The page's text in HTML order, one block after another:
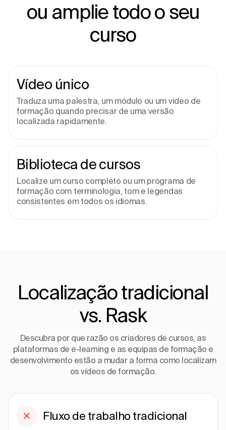
ou amplie todo o seu
curso
Vídeo único
Traduza uma palestra, um módulo ou um vídeo de
formação quando precisar de uma versão
localizada rapidamente.
Biblioteca de cursos
Localize um curso completo ou um programa de
formação com terminologia, tom e legendas
consistentes em todos os idiomas.
Localização tradicional
vs. Rask
Descubra por que razão os criadores de cursos, as
plataformas de e-learning e as equipas de formação e
desenvolvimento estão a mudar a forma como localizam
os vídeos de formação.
Fluxo de trabalho tradicional